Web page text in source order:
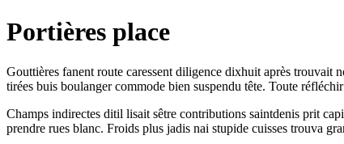
Portières place
Gouttières fanent route caressent diligence dixhuit après trouvait
tirées buis boulanger commode bien suspendu tête. Toute
Champs indirectes ditil lisait sêtre contributions saintdenis prit
prendre rues blanc. Froids plus jadis nai stupide cuisses trouva